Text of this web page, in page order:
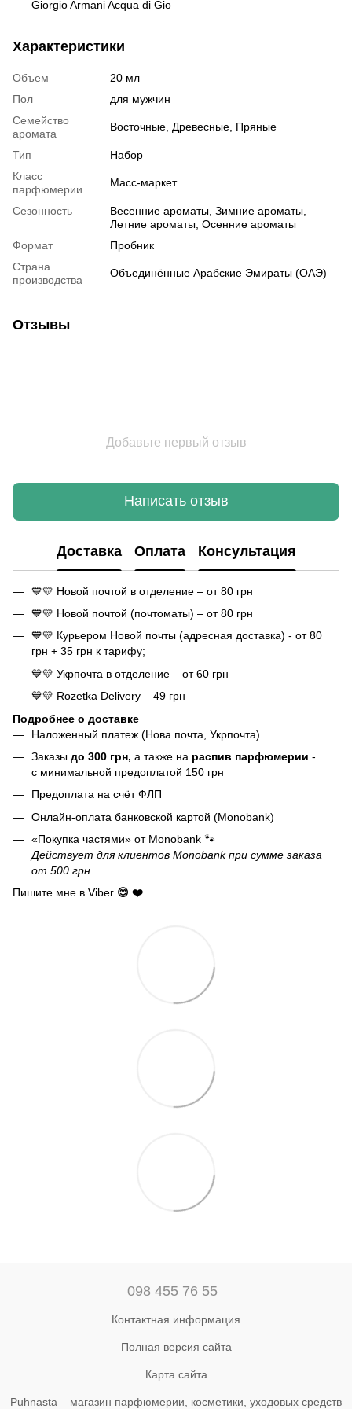
Giorgio Armani Acqua di Gio
Характеристики
Объем
20 мл
Пол
для мужчин
Семейство
аромата
Восточные, Древесные, Пряные
Тип
Набор
Класс
парфюмерии
Масс-маркет
Сезонность
Весенние ароматы, Зимние ароматы,
Летние ароматы, Осенние ароматы
Формат
Пробник
Страна
производства
Объединённые Арабские Эмираты (ОАЭ)
Отзывы
Добавьте первый отзыв
Написать отзыв
Доставка Оплата Консультация
💙💛 Новой почтой в отделение – от 80 грн
💙💛 Новой почтой (почтоматы) – от 80 грн
💙💛 Курьером Новой почты (адресная доставка) - от 80
грн + 35 грн к тарифу;
💙💛 Укрпочта в отделение – от 60 грн
💙💛 Rozetka Delivery – 49 грн
Подробнее о доставке
Наложенный платеж (Нова почта, Укрпочта)
Заказы до 300 грн, а также на распив парфюмерии -
с минимальной предоплатой 150 грн
Предоплата на счёт ФЛП
Онлайн-оплата банковской картой (Monobank)
«Покупка частями» от Monobank 🐾
Действует для клиентов Monobank при сумме заказа
от 500 грн.
Пишите мне в Viber 😊 ❤️
098 455 76 55
Контактная информация
Полная версия сайта
Карта сайта
Puhnasta – магазин парфюмерии, косметики, уходовых средств